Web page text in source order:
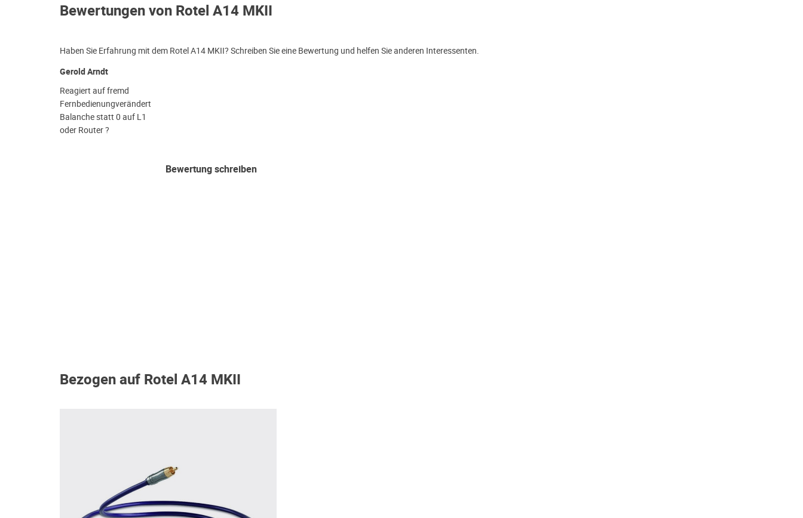
Bewertungen von Rotel A14 MKII
Haben Sie Erfahrung mit dem Rotel A14 MKII? Schreiben Sie eine Bewertung und helfen Sie anderen Interessenten.
Gerold Arndt
Reagiert auf fremd
Fernbedienungverändert
Balanche statt 0 auf L1
oder Router ?
Bewertung schreiben
Bezogen auf Rotel A14 MKII